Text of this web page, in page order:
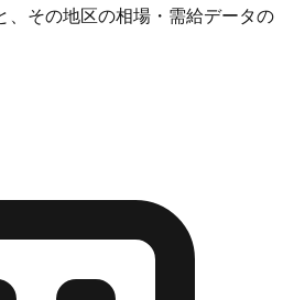
、その地区の相場・需給データの